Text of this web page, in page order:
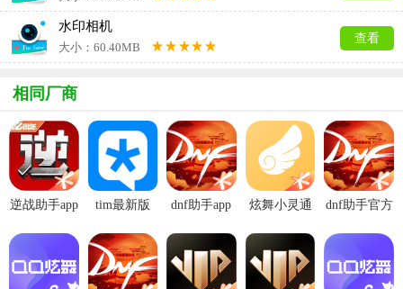
水印相机
大小：60.40MB
查看
相同厂商
逆战助手app tim最新版 dnf助手app
炫舞小灵通
dnf助手官方